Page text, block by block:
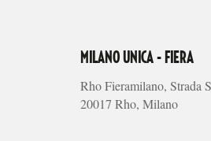
MILANO UNICA - FIERA
Rho Fieramilano, Strada
20017 Rho, Milano